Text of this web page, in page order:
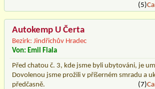
(5)
Autokemp U Čerta
Bezirk: Jindřichův Hradec
Von: Emil Fiala
Před chatou č. 3, kde jsme byli ubytováni, je
Dovolenou jsme prožili v příšerném smradu a
předčasně.
(7)